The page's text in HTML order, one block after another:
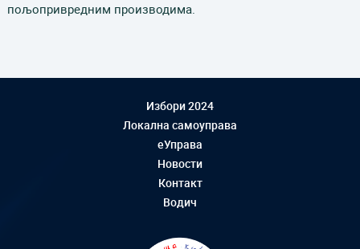
пољопривредним производима.
Избори 2024
Локална самоуправа
еУправа
Новости
Контакт
Водич